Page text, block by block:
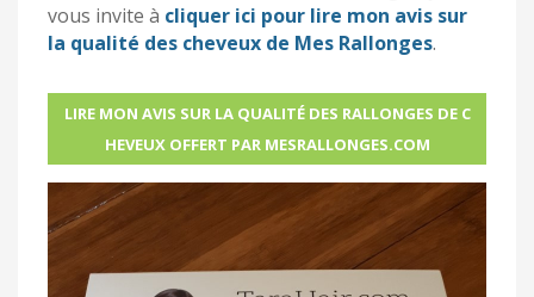
vous invite à cliquer ici pour lire mon avis sur
la qualité des cheveux de Mes Rallonges.
LIRE MON AVIS SUR LA QUALITÉ DES RALLONGES DE C
HEVEUX OFFERT PAR MESRALLONGES.COM